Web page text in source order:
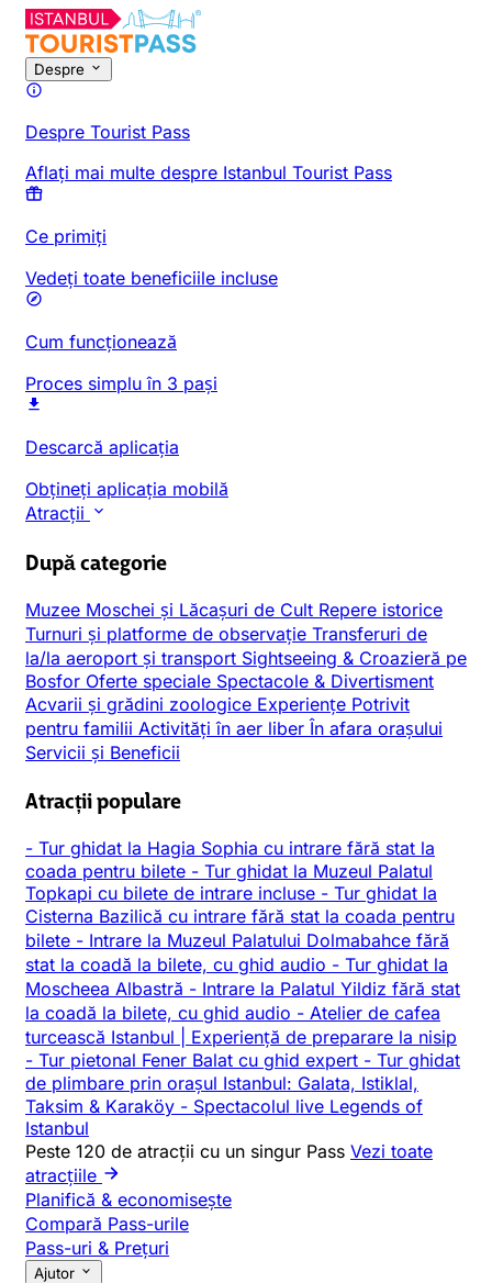
Despre
Despre Tourist Pass
Aflați mai multe despre Istanbul Tourist Pass
Ce primiți
Vedeți toate beneficiile incluse
Cum funcționează
Proces simplu în 3 pași
Descarcă aplicația
Obțineți aplicația mobilă
Atracții
După categorie
Muzee Moschei și Lăcașuri de Cult Repere istorice
Turnuri și platforme de observație Transferuri de
la/la aeroport și transport Sightseeing & Croazieră pe
Bosfor Oferte speciale Spectacole & Divertisment
Acvarii și grădini zoologice Experiențe Potrivit
pentru familii Activități în aer liberÎn afara orașului
Servicii și Beneficii
Atracții populare
- Tur ghidat la Hagia Sophia cu intrare fără stat la
coada pentru bilete - Tur ghidat la Muzeul Palatul
Topkapi cu bilete de intrare incluse - Tur ghidat la
Cisterna Bazilică cu intrare fără stat la coada pentru
bilete - Intrare la Muzeul Palatului Dolmabahce fără
stat la coadă la bilete, cu ghid audio - Tur ghidat la
Moscheea Albastră - Intrare la Palatul Yildiz fără stat
la coadă la bilete, cu ghid audio - Atelier de cafea
turcească Istanbul | Experiență de preparare la nisip
- Tur pietonal Fener Balat cu ghid expert - Tur ghidat
de plimbare prin orașul Istanbul: Galata, Istiklal,
Taksim & Karaköy - Spectacolul live Legends of
Istanbul
Peste 120 de atracții cu un singur Pass Vezi toate
atracțiile
Planifică & economisește
Compară Pass-urile
Pass-uri & Prețuri
Ajutor